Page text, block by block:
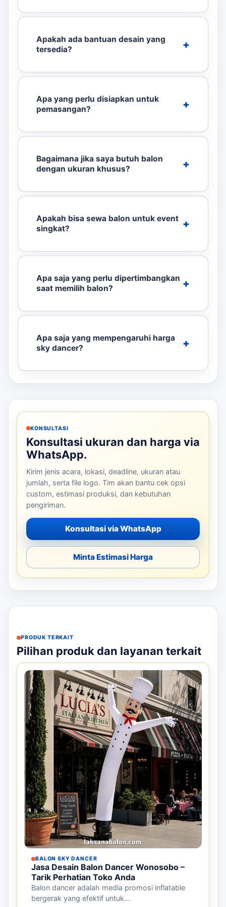
Apakah ada bantuan desain yang
tersedia?
Apa yang perlu disiapkan untuk
pemasangan?
Bagaimana jika saya butuh balon
dengan ukuran khusus?
Apakah bisa sewa balon untuk event
singkat?
Apa saja yang perlu dipertimbangkan
saat memilih balon?
Apa saja yang mempengaruhi harga
sky dancer?
KONSULTASI
Konsultasi ukuran dan harga via
WhatsApp.
Kirim jenis acara, lokasi, deadline, ukuran atau
jumlah, serta file logo. Tim akan bantu cek opsi
custom, estimasi produksi, dan kebutuhan
pengiriman.
Konsultasi via WhatsApp
Minta Estimasi Harga
PRODUK TERKAIT
Pilihan produk dan layanan terkait
BALON SKY DANCER
Jasa Desain Balon Dancer Wonosobo –
Tarik Perhatian Toko Anda
Balon dancer adalah media promosi inflatable
bergerak yang efektif untuk...